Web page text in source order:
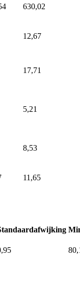
630,02
12,67
17,71
5,21
8,53
11,65